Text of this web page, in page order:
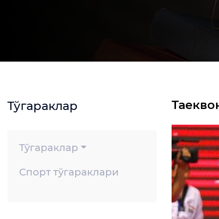
Тўгараклар
Тўгараклар
Спорт тўгараклари